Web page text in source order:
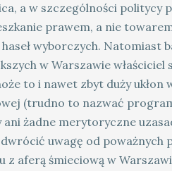
a w szczególności
prawem, a nie
wyborczych.
w Warszawie właściciel
to i nawet zbyt duży
(trudno to nazwać
żadne merytoryczne
uwagę od
z aferą śmieciową w